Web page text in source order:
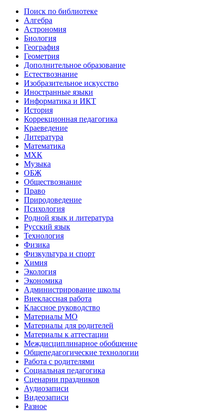
Поиск по библиотеке
Алгебра
Астрономия
Биология
География
Геометрия
Дополнительное образование
Естествознание
Изобразительное искусство
Иностранные языки
Информатика и ИКТ
История
Коррекционная педагогика
Краеведение
Литература
Математика
МХК
Музыка
ОБЖ
Обществознание
Право
Природоведение
Психология
Родной язык и литература
Русский язык
Технология
Физика
Физкультура и спорт
Химия
Экология
Экономика
Администрирование школы
Внеклассная работа
Классное руководство
Материалы МО
Материалы для родителей
Материалы к аттестации
Междисциплинарное обобщение
Общепедагогические технологии
Работа с родителями
Социальная педагогика
Сценарии праздников
Аудиозаписи
Видеозаписи
Разное